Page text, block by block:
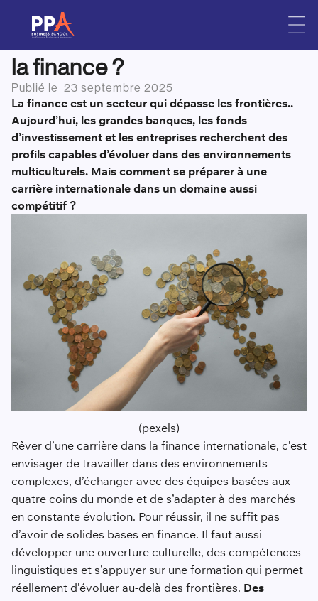
Comment préparer une
carrière internationale dans
la finance ?
Publié le 23 septembre 2025
La finance est un secteur qui dépasse les frontières..
Aujourd’hui, les grandes banques, les fonds
d’investissement et les entreprises recherchent des
profils capables d’évoluer dans des environnements
multiculturels. Mais comment se préparer à une
carrière internationale dans un domaine aussi
compétitif ?
(pexels)
Rêver d’une carrière dans la finance internationale, c’est
envisager de travailler dans des environnements
complexes, d’échanger avec des équipes basées aux
quatre coins du monde et de s’adapter à des marchés
en constante évolution. Pour réussir, il ne suffit pas
d’avoir de solides bases en finance. Il faut aussi
développer une ouverture culturelle, des compétences
linguistiques et s’appuyer sur une formation qui permet
réellement d’évoluer au-delà des frontières. Des